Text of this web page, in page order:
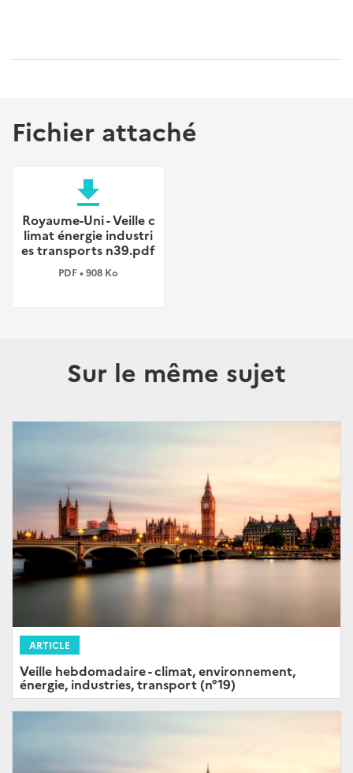
Fichier attaché
file_download
Royaume-Uni - Veille c
limat énergie industri
es transports n39.pdf
PDF • 908 Ko
Sur le même sujet
ARTICLE
Veille hebdomadaire - climat, environnement,
énergie, industries, transport (n°19)